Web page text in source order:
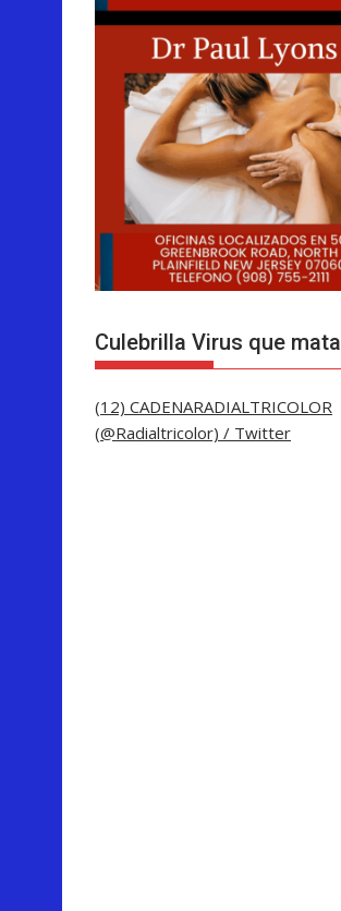
Culebrilla Virus que mata
(12) CADENARADIALTRICOLOR
(@Radialtricolor) / Twitter